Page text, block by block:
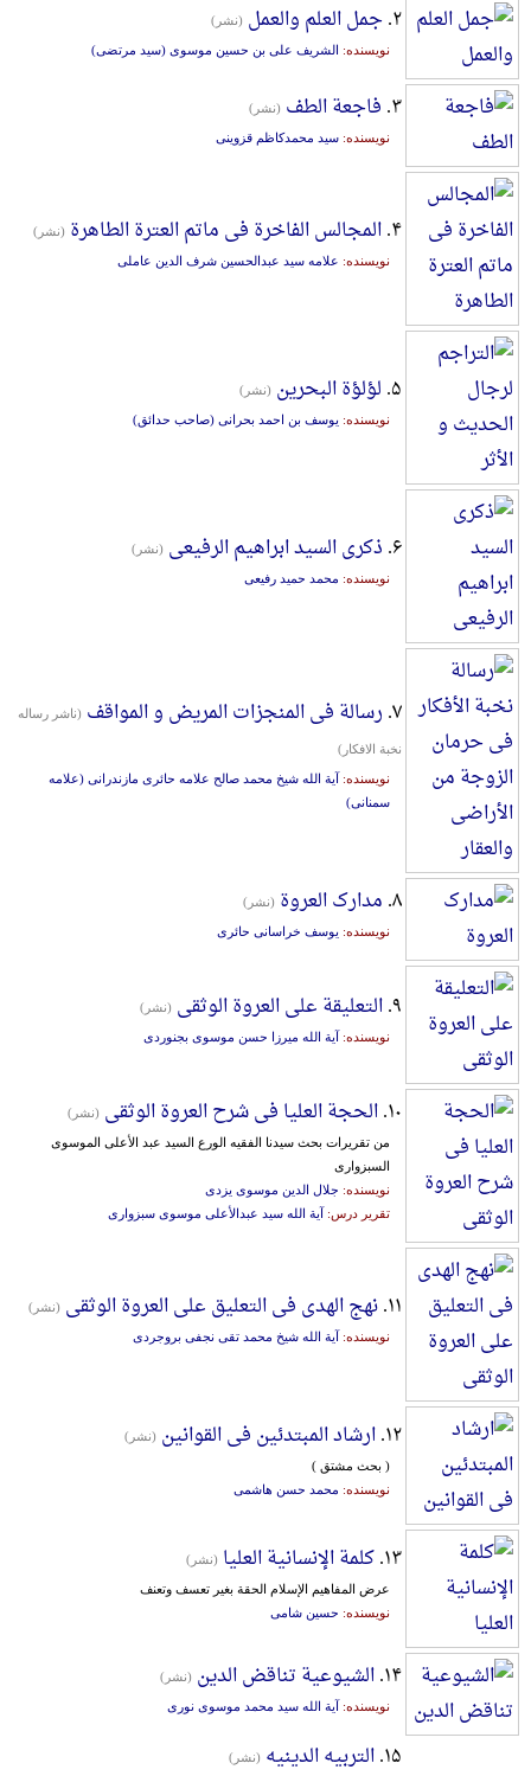
۲. جمل العلم والعمل (نشر)
نویسنده: الشریف علی بن حسین موسوی (سید مرتضی)
۳. فاجعة الطف (نشر)
نویسنده: سید محمدکاظم قزوینی
۴. المجالس الفاخرة فی ماتم العترة الطاهرة (نشر)
نویسنده: علامه سید عبدالحسین شرف الدین عاملی
۵. لؤلؤة البحرین (نشر)
نویسنده: یوسف بن احمد بحرانی (صاحب حدائق)
۶. ذکری السید ابراهیم الرفیعی (نشر)
نویسنده: محمد حمید رفیعی
۷. رسالة فی المنجزات المریض و المواقف (ناشر رساله
نخبة الافکار)
نویسنده: آیة الله شیخ محمد صالح علامه حائری مازندرانی (علامه
سمنانی)
۸. مدارک العروة (نشر)
نویسنده: یوسف خراسانی حائری
۹. التعلیقة علی العروة الوثقی (نشر)
نویسنده: آیة الله میرزا حسن موسوی بجنوردی
۱۰. الحجة العلیا فی شرح العروة الوثقی (نشر)
من تقریرات بحث سیدنا الفقیه الورع السید عبد الأعلی الموسوی
السبزواری
نویسنده: جلال الدین موسوی یزدی
تقریر درس: آیة الله سید عبدالأعلی موسوی سبزواری
۱۱. نهج الهدی فی التعلیق علی العروة الوثقی (نشر)
نویسنده: آیة الله شیخ محمد تقی نجفی بروجردی
۱۲. ارشاد المبتدئین فی القوانین (نشر)
( بحث مشتق )
نویسنده: محمد حسن هاشمی
۱۳. کلمة الإنسانیة العلیا (نشر)
عرض المفاهیم الإسلام الحقة بغیر تعسف وتعنف
نویسنده: حسین شامی
۱۴. الشیوعیة تناقض الدین (نشر)
نویسنده: آیة الله سید محمد موسوی نوری
۱۵. التربیه الدینیه (نشر)